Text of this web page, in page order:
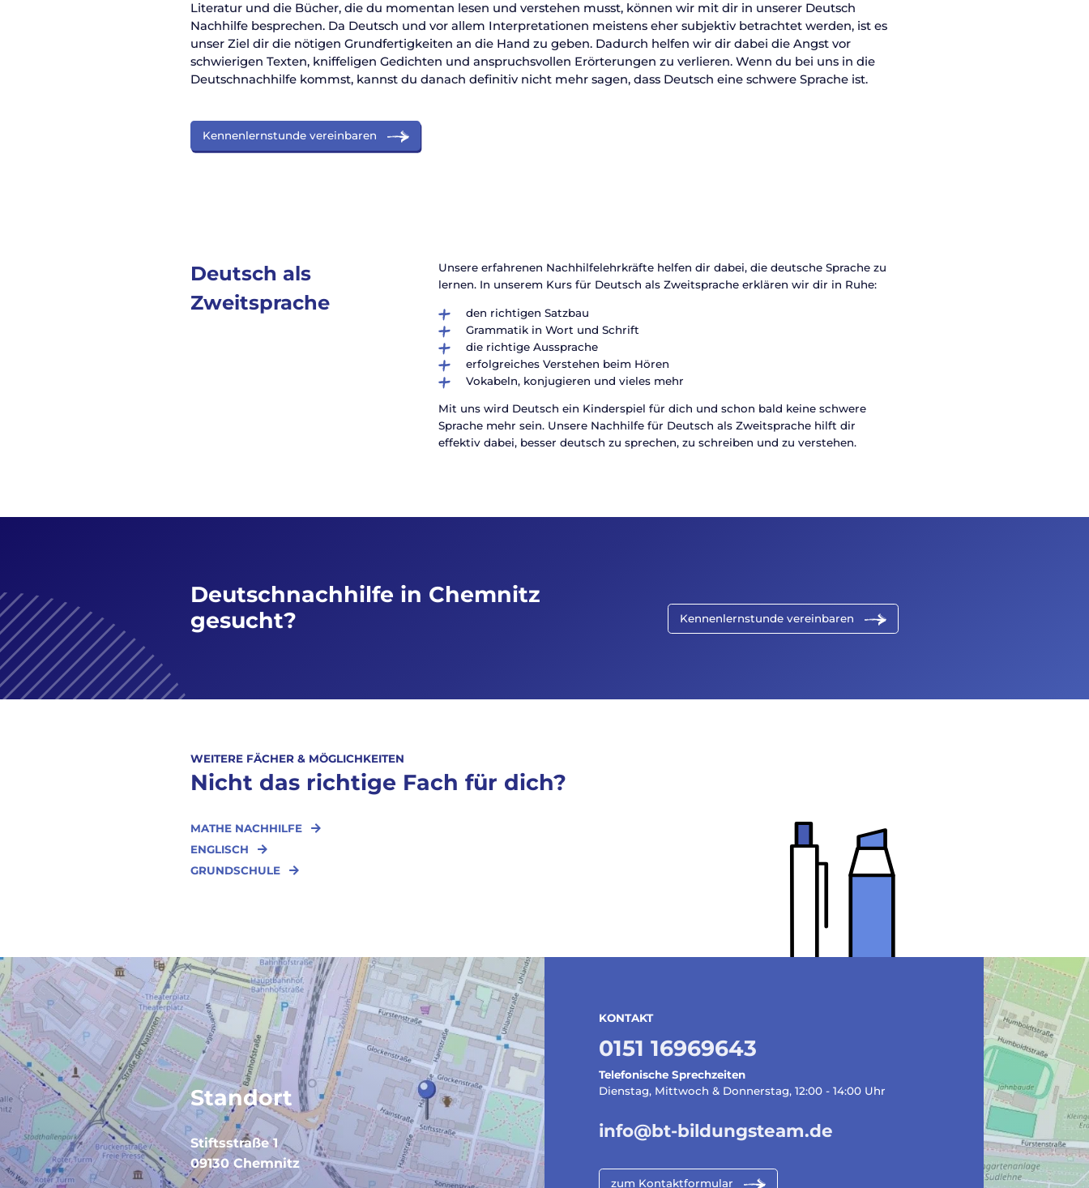
Literatur und die Bücher, die du momentan lesen und verstehen musst, können wir mit dir in unserer Deutsch
Nachhilfe besprechen. Da Deutsch und vor allem Interpretationen meistens eher subjektiv betrachtet werden, ist es
unser Ziel dir die nötigen Grundfertigkeiten an die Hand zu geben. Dadurch helfen wir dir dabei die Angst vor
schwierigen Texten, kniffeligen Gedichten und anspruchsvollen Erörterungen zu verlieren. Wenn du bei uns in die
Deutschnachhilfe kommst, kannst du danach definitiv nicht mehr sagen, dass Deutsch eine schwere Sprache ist.
Kennenlernstunde vereinbaren
Deutsch als
Zweitsprache
Unsere erfahrenen Nachhilfelehrkräfte helfen dir dabei, die deutsche Sprache zu
lernen. In unserem Kurs für Deutsch als Zweitsprache erklären wir dir in Ruhe:
den richtigen Satzbau
Grammatik in Wort und Schrift
die richtige Aussprache
erfolgreiches Verstehen beim Hören
Vokabeln, konjugieren und vieles mehr
Mit uns wird Deutsch ein Kinderspiel für dich und schon bald keine schwere
Sprache mehr sein. Unsere Nachhilfe für Deutsch als Zweitsprache hilft dir
effektiv dabei, besser deutsch zu sprechen, zu schreiben und zu verstehen.
Deutschnachhilfe in Chemnitz
gesucht?
Kennenlernstunde vereinbaren
WEITERE FÄCHER & MÖGLICHKEITEN
Nicht das richtige Fach für dich?
MATHE NACHHILFE
ENGLISCH
GRUNDSCHULE
Standort
Stiftsstraße 1
09130 Chemnitz
KONTAKT
0151 16969643
Telefonische Sprechzeiten
Dienstag, Mittwoch & Donnerstag, 12:00 - 14:00 Uhr
info@bt-bildungsteam.de
zum Kontaktformular